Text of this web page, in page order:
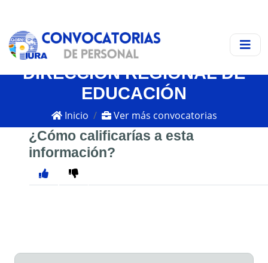
DIRECCIÓN REGIONAL DE
EDUCACIÓN
Inicio Ver más convocatorias
¿Cómo calificarías a esta
información?